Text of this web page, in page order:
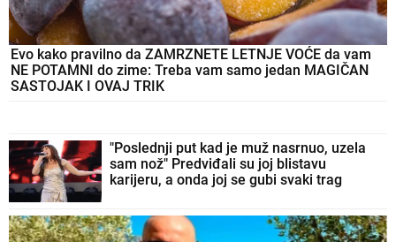
Evo kako pravilno da ZAMRZNETE LETNJE VOĆE da vam
NE POTAMNI do zime: Treba vam samo jedan MAGIČAN
SASTOJAK I OVAJ TRIK
"Poslednji put kad je muž nasrnuo, uzela
sam nož" Predviđali su joj blistavu
karijeru, a onda joj se gubi svaki trag